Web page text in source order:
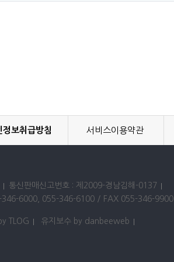
정보취급방침 서비스이용약관
통신판매신고번호 : 제2009-경남김해-0137
346-6000, 055-346-6100 / FAX 055-346-9900
TLOG 유지보수 by danbeeweb